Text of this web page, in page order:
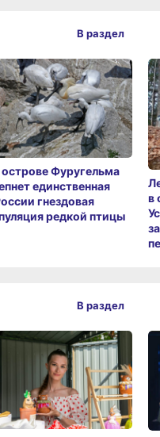
Фуругельма
единственная
гнездовая
редкой птицы
в
В раздел
В раздел